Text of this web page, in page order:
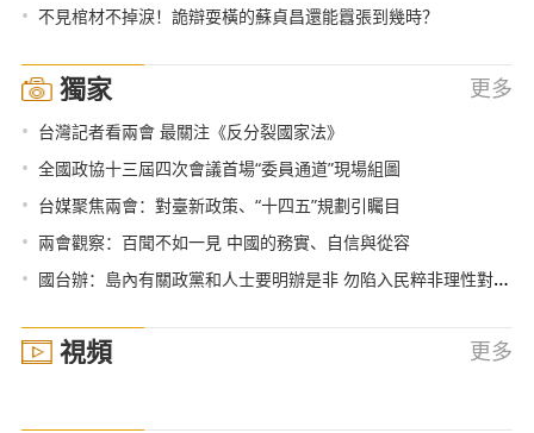
• 不見棺材不掉淚！詭辯耍橫的蘇貞昌還能囂張到幾時？
獨家 更多
• 台灣記者看兩會 最關注《反分裂國家法》
• 全國政協十三屆四次會議首場“委員通道”現場組圖
• 台媒聚焦兩會：對臺新政策、“十四五”規劃引矚目
• 兩會觀察：百聞不如一見 中國的務實、自信與從容
• 國台辦：島內有關政黨和人士要明辦是非 勿陷入民粹非理性對抗思維
視頻 更多